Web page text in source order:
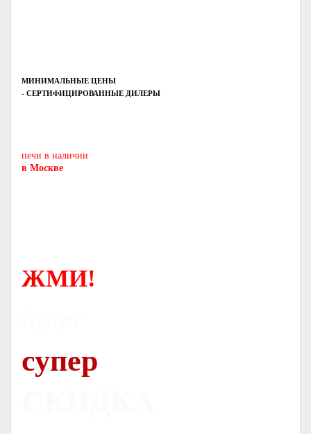
МИНИМАЛЬНЫЕ ЦЕНЫ
- СЕРТИФИЦИРОВАННЫЕ ДИЛЕРЫ
печи в наличии
в Москве
ЖМИ!
супер